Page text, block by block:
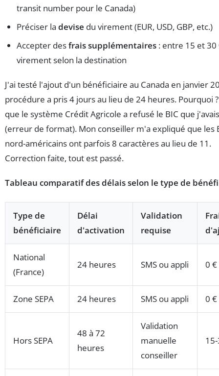
transit number pour le Canada)
Préciser la devise du virement (EUR, USD, GBP, etc.)
Accepter desfrais supplémentaires : entre 15 et 30
virement selon la destination
J'ai testé l'ajout d'un bénéficiaire au Canada en janvier
procédure a pris 4 jours au lieu de 24 heures. Pourquoi
que le système Crédit Agricole a refusé le BIC que
(erreur de format). Mon conseiller m'a expliqué que les
nord-américains ont parfois 8 caractères au lieu de 11.
Correction faite, tout est passé.
Tableau comparatif des délais selon le type de
Type de
bénéficiaire
Délai
d'activation
Validation
requise
National
(France)
24 heures SMS ou appli 0 €
Zone SEPA 24 heures SMS ou appli 0 €
Hors SEPA
48 à 72
heures
Validation
manuelle
conseiller